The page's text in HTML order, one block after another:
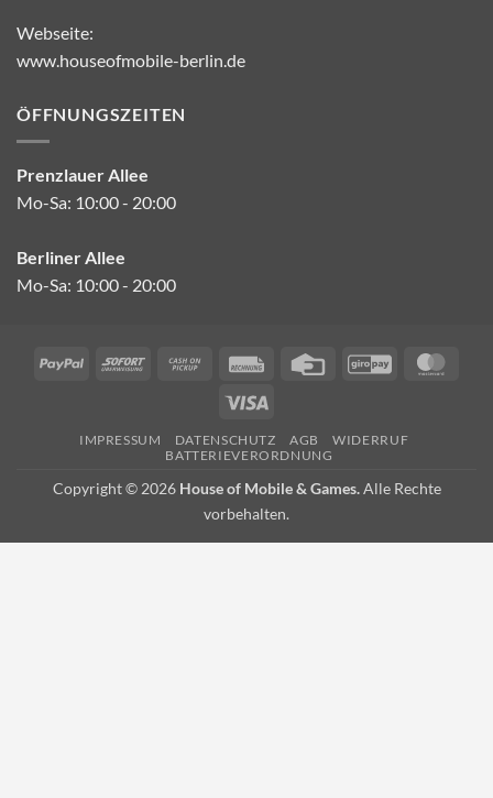
Webseite:
www.houseofmobile-berlin.de
ÖFFNUNGSZEITEN
Prenzlauer Allee
Mo-Sa: 10:00 - 20:00
Berliner Allee
Mo-Sa: 10:00 - 20:00
PayPal Sofort
Cash
Pickup
Rechung
Credit
GiroPay
IMPRESSUM DATENSCHUTZ AGB
WIDERRUF
BATTERIEVERORDNUNG
Copyright © 2026 House of Mobile & Games.Alle Rechte
vorbehalten.